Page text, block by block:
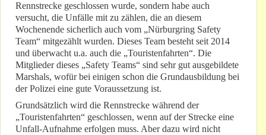
Rennstrecke geschlossen wurde, sondern habe auch
versucht, die Unfälle mit zu zählen, die an diesem
Wochenende sicherlich auch vom „Nürburgring Safety
Team“ mitgezählt wurden. Dieses Team besteht seit 2014
und überwacht u.a. auch die „Touristenfahrten“. Die
Mitglieder dieses „Safety Teams“ sind sehr gut ausgebildete
Marshals, wofür bei einigen schon die Grundausbildung bei
der Polizei eine gute Voraussetzung ist.
Grundsätzlich wird die Rennstrecke während der
„Touristenfahrten“ geschlossen, wenn auf der Strecke eine
Unfall-Aufnahme erfolgen muss. Aber dazu wird nicht